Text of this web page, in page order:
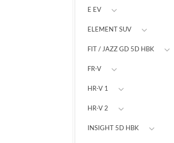
E EV
ELEMENT SUV
FIT / JAZZ GD 5D HBK
FR-V
HR-V 1
HR-V 2
INSIGHT 5D HBK